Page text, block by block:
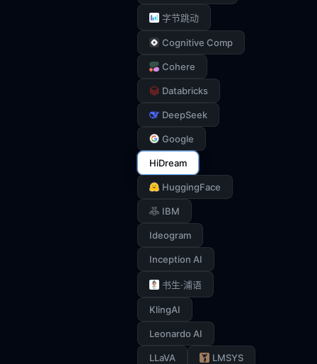
字节跳动
Cognitive Comp
Cohere
Databricks
DeepSeek
Google
HiDream
HuggingFace
IBM
Ideogram
Inception AI
书生·浦语
KlingAI
Leonardo AI
LLaVA LMSYS